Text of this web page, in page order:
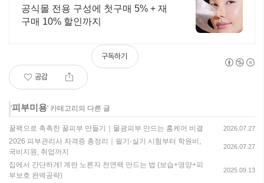
공식몰 전용 구성에 첫구매 5% + 재
구매 10% 할인까지
공감
구독하기
'피부미용' 카테고리의 다른 글
꿀팩으로 촉촉한 꿀피부 만들기｜물광피부 만드는 홈케어 비결 2026.07.27
2026 피부관리사 자격증 총정리｜필기·실기 시험부터 학원비,
국비지원, 취업까지
2026.07.27
집에서 간단하게! 계란 노른자 천연팩 만드는 법 (보습+영양+피
부보호 완벽공략)
2025.09.13